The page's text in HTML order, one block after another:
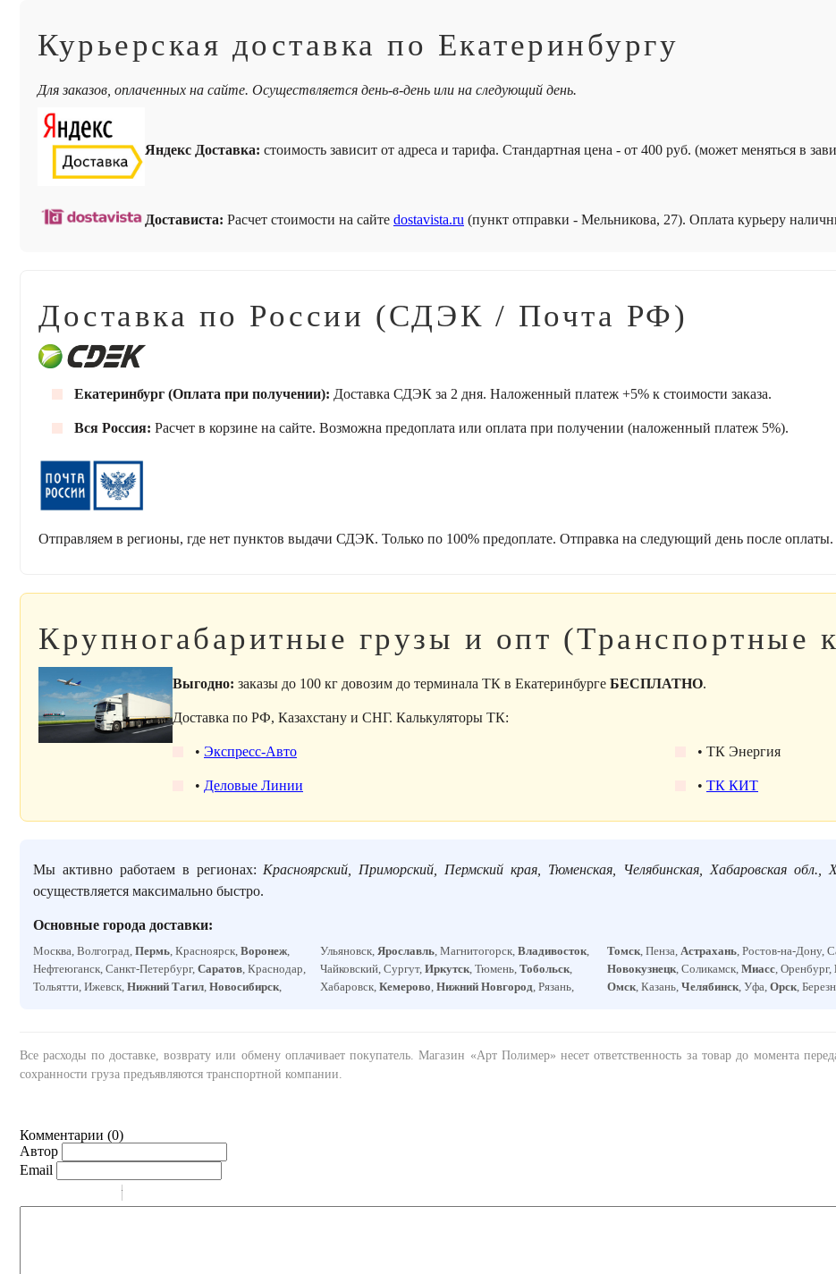
Курьерская доставка по Екатеринбургу
Для заказов, оплаченных на сайте. Осуществляется день-в-день или на следующий день.
Яндекс Доставка: стоимость зависит от адреса и тарифа. Стандартная цена - от 400 руб. (может меняться в
Достависта: Расчет стоимости на сайте dostavista.ru (пункт отправки - Мельникова, 27). Оплата курьеру
Доставка по России (СДЭК / Почта РФ)
Екатеринбург (Оплата при получении): Доставка СДЭК за 2 дня. Наложенный платеж +5% к стоимости заказа.
Вся Россия: Расчет в корзине на сайте. Возможна предоплата или оплата при получении (наложенный платеж 5%).
Отправляем в регионы, где нет пунктов выдачи СДЭК. Только по 100% предоплате. Отправка на следующий день после оплаты.
Крупногабаритные грузы и опт (Транспортные
Выгодно: заказы до 100 кг довозим до терминала ТК в Екатеринбурге БЕСПЛАТНО.
Доставка по РФ, Казахстану и СНГ. Калькуляторы ТК:
• Экспресс-Авто
• Деловые Линии
• ТК Энергия
• ТК КИТ
Мы активно работаем в регионах: Красноярский, Приморский, Пермский края, Тюменская, Челябинская, Хабаровская обл.,
осуществляется максимально быстро.
Основные города доставки:
Москва, Волгоград, Пермь, Красноярск, Воронеж,
Нефтеюганск, Санкт-Петербург, Саратов, Краснодар,
Тольятти, Ижевск, Нижний Тагил, Новосибирск,
Ульяновск, Ярославль, Магнитогорск, Владивосток,
Чайковский, Сургут, Иркутск, Тюмень, Тобольск,
Хабаровск, Кемерово, Нижний Новгород, Рязань,
Томск, Пенза, Астрахань, Ростов-на-Дону,
Новокузнецк, Соликамск, Миасс, Оренбург,
Омск, Казань, Челябинск, Уфа, Орск,
Все расходы по доставке, возврату или обмену оплачивает покупатель. Магазин «Арт Полимер» несет ответственность за товар до момента
сохранности груза предъявляются транспортной компании.
Комментарии (0)
Автор
Email
-
-